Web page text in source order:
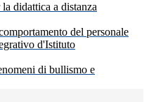
didattica a distanza
del personale
d'Istituto
di bullismo e